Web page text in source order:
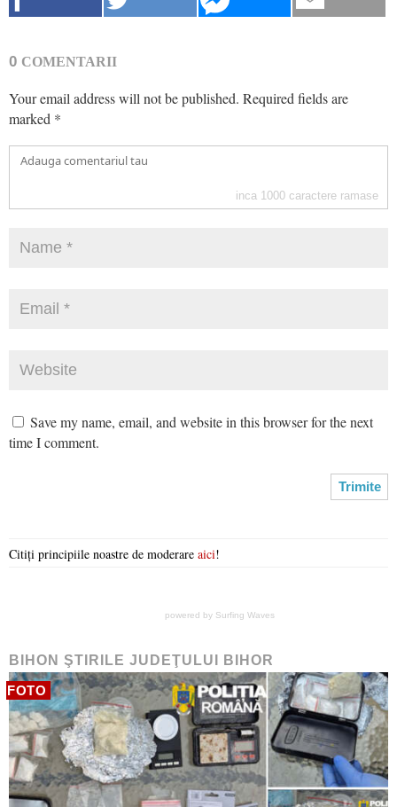
0 COMENTARII
Your email address will not be published. Required fields are
marked *
inca 1000 caractere ramase
Save my name, email, and website in this browser for the next
time I comment.
Citiți principiile noastre de moderare aici!
powered by Surfing Waves
BIHON ŞTIRILE JUDEŢULUI BIHOR
FOTO